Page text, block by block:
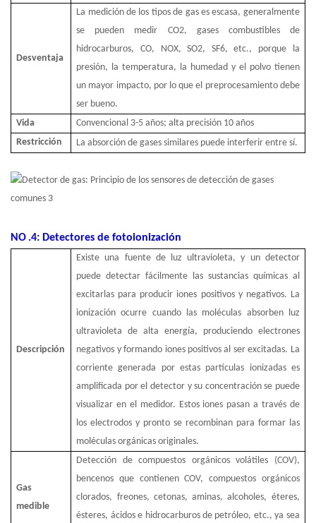
Desventaja
La medición de los tipos de gas es escasa, generalmente
se pueden medir CO2, gases combustibles de
hidrocarburos, CO, NOX, SO2, SF6, etc., porque la
presión, la temperatura, la humedad y el polvo tienen
un mayor impacto, por lo que el preprocesamiento debe
ser bueno.
Vida
Convencional 3-5 años; alta precisión 10 años
Restricción
La absorción de gases similares puede interferir entre sí.
NO .4: Detectores de fotoionización
Descripción
Existe una fuente de luz ultravioleta, y un detector
puede detectar fácilmente las sustancias químicas al
excitarlas para producir iones positivos y negativos. La
ionización ocurre cuando las moléculas absorben luz
ultravioleta de alta energía, produciendo electrones
negativos y formando iones positivos al ser excitadas. La
corriente generada por estas partículas ionizadas es
amplificada por el detector y su concentración se puede
visualizar en el medidor. Estos iones pasan a través de
los electrodos y pronto se recombinan para formar las
moléculas orgánicas originales.
Gas
medible
Detección de compuestos orgánicos volátiles (COV),
bencenos que contienen COV, compuestos orgánicos
clorados, freones, cetonas, aminas, alcoholes, éteres,
ésteres, ácidos e hidrocarburos de petróleo, etc., ya sea